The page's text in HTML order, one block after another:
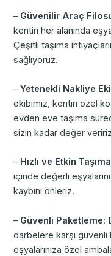
– Güvenilir Araç
kentin her alanında
Çeşitli taşıma
sağlıyoruz.
–Yetenekli Nakliye
ekibimiz, kentin özel
evden eve taşıma
sizin kadar değer
– Hızlı ve Etkin Taşıma
içinde değerli
kaybını önleriz.
– Güvenli Paketleme:
darbelere karşı güvenli
eşyalarınıza özel